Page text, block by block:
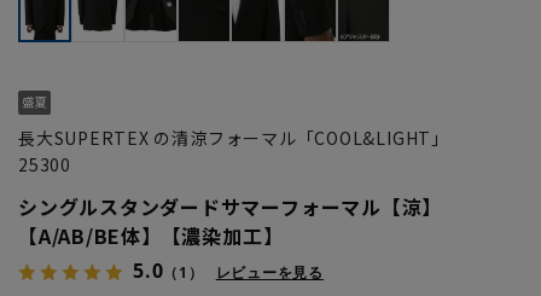
長大SUPERTEX の清涼フォーマル「COOL&LIGHT」
25300
シングルスタンダードサマーフォーマル【涼】
【A/AB/BE体】【濃染加工】
5.0 （1） レビューを見る